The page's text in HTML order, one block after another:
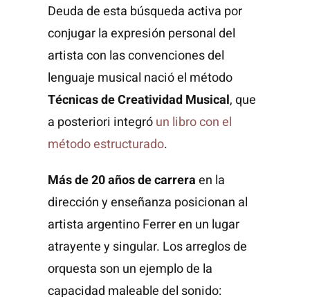
Deuda de esta búsqueda activa por
conjugar la expresión personal del
artista con las convenciones del
lenguaje musical nació el método
Técnicas de Creatividad Musical, que
a posteriori integróun libro con el
método estructurado.
Más de 20 años de carreraen la
dirección y enseñanza posicionan al
artista argentino Ferrer en un lugar
atrayente y singular. Los arreglos de
orquesta son un ejemplo de la
capacidad maleable del sonido: